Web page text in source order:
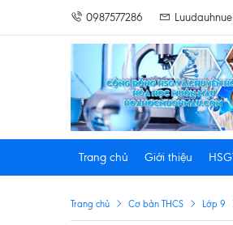
0987577286
Trang chủ Giới thiệu
Trang chủ Cơ bản THCS Lớp 9